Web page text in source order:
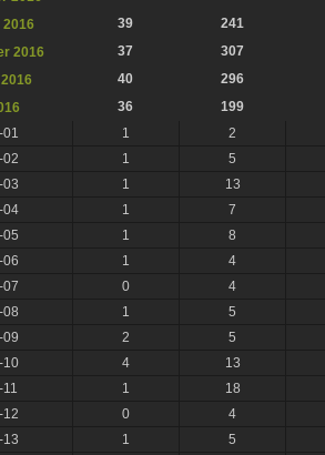
39
241
2016
37
307
40
296
36
199
1
2
02
1
5
03
1
13
04
1
7
05
1
8
06
1
4
07
0
4
08
1
5
09
2
5
10
4
13
1
18
12
0
4
13
1
5